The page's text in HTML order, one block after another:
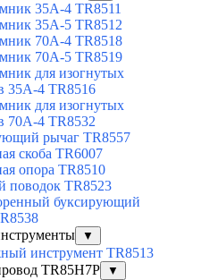
35А-4 TR8511
35А-5 TR8512
70А-4 TR8518
70А-5 TR8519
для изогнутых
35А-4 TR8516
для изогнутых
70А-4 TR8532
рычаг TR8557
скоба TR6007
опора TR8510
поводок TR8523
буксирующий
▼
инструмент TR8513
TR85H7P
▼